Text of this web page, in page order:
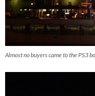
Almost no buyers came to the PS3